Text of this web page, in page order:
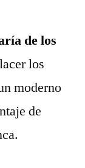
de los
los
moderno
de